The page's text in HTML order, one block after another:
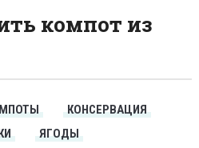
компот из
КОНСЕРВАЦИЯ
ЯГОДЫ